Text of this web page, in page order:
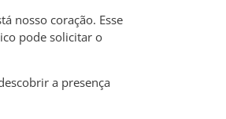
nosso coração. Esse
pode solicitar o
a presença